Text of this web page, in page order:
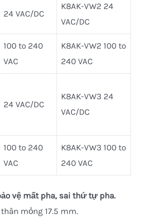
24 VAC/DC
K8AK-VW2 24
VAC/DC
100 to 240
VAC
K8AK-VW2 100 to
240 VAC
24 VAC/DC
K8AK-VW3 24
VAC/DC
100 to 240
VAC
K8AK-VW3 100 to
240 VAC
vệ mất pha, sai thứ tự pha.
mỏng 17.5 mm.